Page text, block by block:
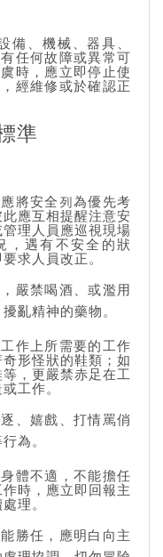
備、機械、器具、
任何故障或異常可
時，應立即停止使
經維修或於確認正
準
將安全列為優先考
應互相提醒注意安
理人員應巡視現場
，遇有不安全的狀
求人員改正。
嚴禁喝酒、或濫用
亂精神的藥物。
作上所需要的工作
形怪狀的鞋類；如
，更嚴禁赤足在工
工作。
、嬉戲、打情罵俏
為。
體不適，不能擔任
作時，應立即回報主
理。
勝任，應明白向主